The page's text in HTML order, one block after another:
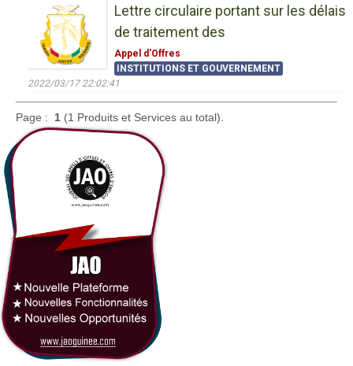
Lettre circulaire portant sur les délais
de traitement des
Appel d'Offres
INSTITUTIONS ET GOUVERNEMENT
2022/03/17 22:02:41
Page : 1 (1 Produits et Services au total).